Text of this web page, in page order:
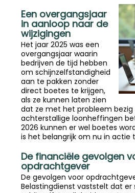
Een overgangsjaar
in aanloop naar de
wijzigingen
Het jaar 2025 was een
overgangsjaar waarin
bedrijven de tijd hebben
om schijnzelfstandigheid
aan te pakken zonder
direct boetes te krijgen,
als ze kunnen laten zien
dat ze met het probleem bezig
achterstallige loonheffingen
2026 kunnen er wel boetes
is het belangrijk om nu in actie
De financiële gevolgen
opdrachtgever
De gevolgen voor
Belastingdienst vaststelt dat er